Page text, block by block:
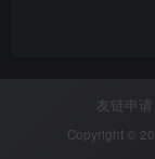
咖账号备选达人
粉·177w粉⑧西悦
友链申请
Copyright ©